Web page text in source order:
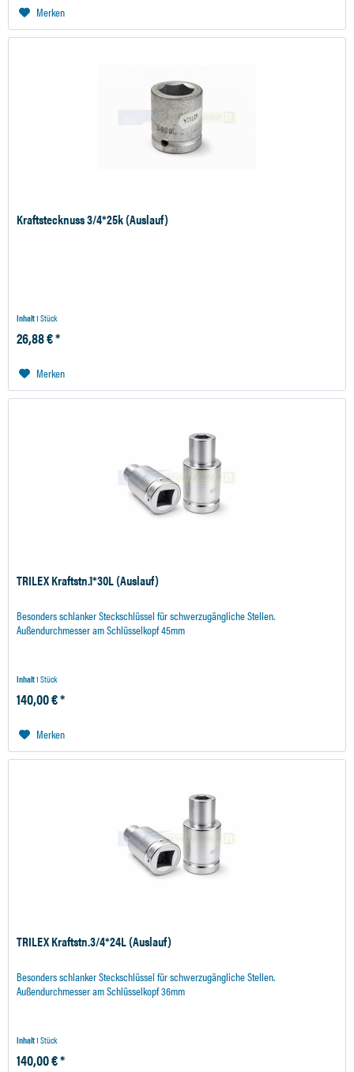
Merken
Kraftstecknuss 3/4*25k (Auslauf)
Inhalt1 Stück
26,88 € *
Merken
TRILEX Kraftstn.1*30L (Auslauf)
Besonders schlanker Steckschlüssel für schwerzugängliche Stellen.
Außendurchmesser am Schlüsselkopf 45mm
Inhalt1 Stück
140,00 € *
Merken
TRILEX Kraftstn.3/4*24L (Auslauf)
Besonders schlanker Steckschlüssel für schwerzugängliche Stellen.
Außendurchmesser am Schlüsselkopf 36mm
Inhalt1 Stück
140,00 € *